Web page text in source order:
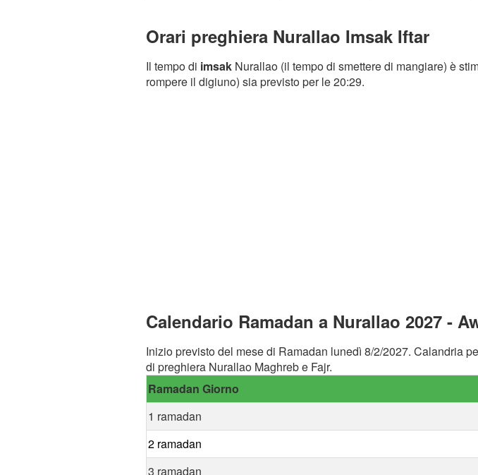
Orari preghiera Nurallao Imsak Iftar
Il tempo di imsak Nurallao (il tempo di smettere di mangiare) è
rompere il digiuno) sia previsto per le 20:29.
Calendario Ramadan a Nurallao 2027 -
Inizio previsto del mese di Ramadan lunedì 8/2/2027. Calandria
di preghiera Nurallao Maghreb e Fajr.
Ramadan Giorno
1 ramadan
2 ramadan
3 ramadan